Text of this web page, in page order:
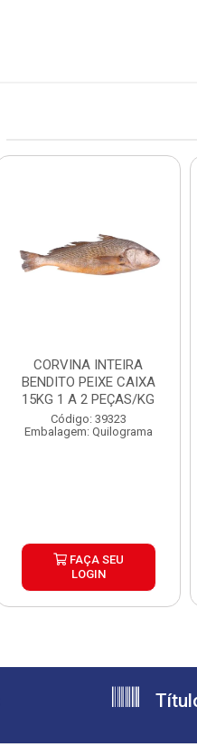
CORVINA INTEIRA
BENDITO PEIXE CAIXA
15KG 1 A 2 PEÇAS/KG
Código: 39323
Embalagem: Quilograma
FAÇA SEU
LOGIN